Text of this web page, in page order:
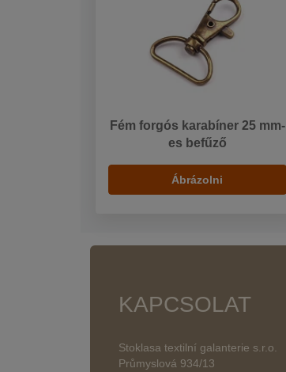
Fém forgós karabíner 25 mm-
es befűző
Ábrázolni
KAPCSOLAT
Stoklasa textilní galanterie s.r.o.
Průmyslová 934/13